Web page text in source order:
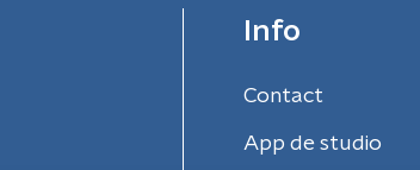
Info
Contact
App de studio